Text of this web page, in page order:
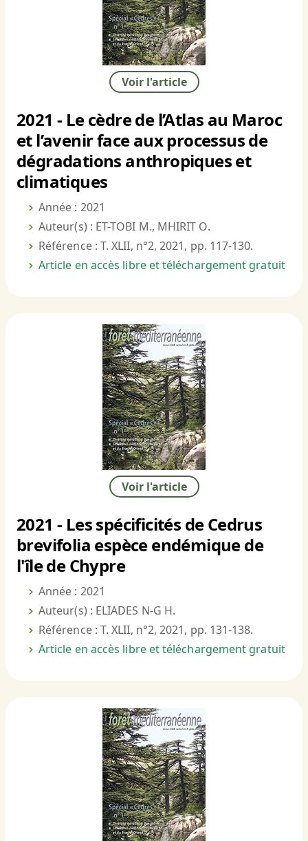
Voir l'article
2021 - Le cèdre de l’Atlas au Maroc
et l’avenir face aux processus de
dégradations anthropiques et
climatiques
Année : 2021
Auteur(s) : ET-TOBI M., MHIRIT O.
Référence : T. XLII, n°2, 2021, pp. 117-130.
Article en accès libre et téléchargement gratuit
Voir l'article
2021 - Les spécificités de Cedrus
brevifolia espèce endémique de
l'île de Chypre
Année : 2021
Auteur(s) : ELIADES N-G H.
Référence : T. XLII, n°2, 2021, pp. 131-138.
Article en accès libre et téléchargement gratuit